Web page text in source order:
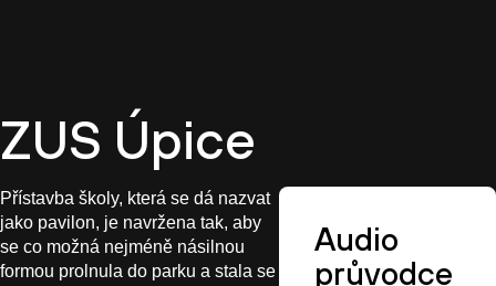
ZUS Úpice
Přístavba školy, která se dá nazvat
jako pavilon, je navržena tak, aby
se co možná nejméně násilnou
formou prolnula do parku a stala se
Audio
průvodce